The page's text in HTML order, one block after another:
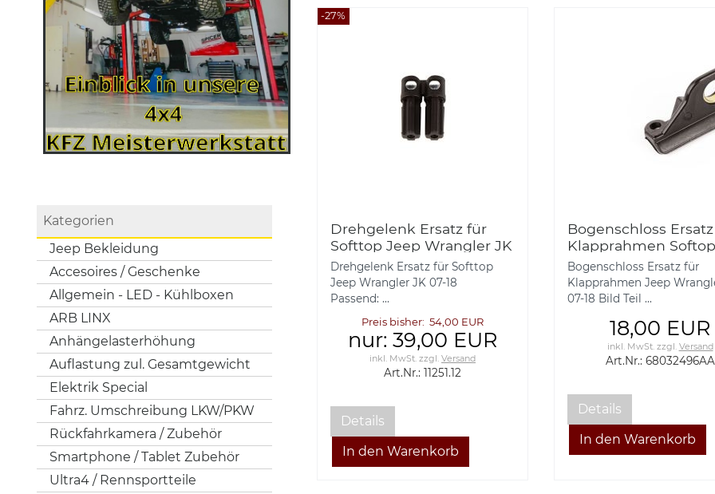
Kategorien
Jeep Bekleidung
Accesoires / Geschenke
Allgemein - LED - Kühlboxen
ARB LINX
Anhängelasterhöhung
Auflastung zul. Gesamtgewicht
Elektrik Special
Fahrz. Umschreibung LKW/PKW
Rückfahrkamera / Zubehör
Smartphone / Tablet Zubehör
Ultra4 / Rennsportteile
-27%
Drehgelenk Ersatz für
Softtop Jeep Wrangler JK
07-18 Rugged Ridge
Drehgelenk Ersatz für Softtop
Jeep Wrangler JK 07-18
Passend: ...
Preis bisher: 54,00 EUR
nur: 39,00 EUR
inkl. MwSt. zzgl.Versand
Art.Nr.: 11251.12
Details
Bogenschloss
Klapprahmen Softop
Jeep Wrangler JK 07-
Bogenschloss Ersatz für
Klapprahmen Jeep
07-18 Bild Teil ...
18,00 EUR
inkl. MwSt.zzgl. Versand
Art.Nr.: 68032496AA
Details